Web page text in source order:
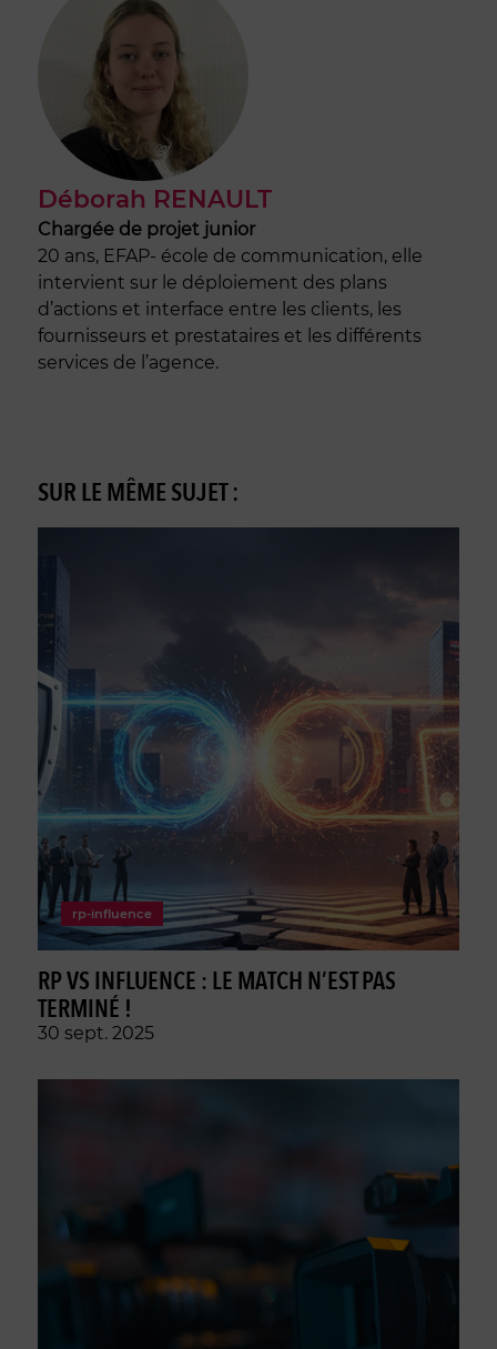
Déborah RENAULT
Chargée de projet junior
20 ans, EFAP- école de communication, elle
intervient sur le déploiement des plans
d’actions et interface entre les clients, les
fournisseurs et prestataires et les différents
services de l’agence.
SUR LE MÊME SUJET :
rp-influence
RP VS INFLUENCE : LE MATCH N’EST PAS
TERMINÉ !
30 sept. 2025